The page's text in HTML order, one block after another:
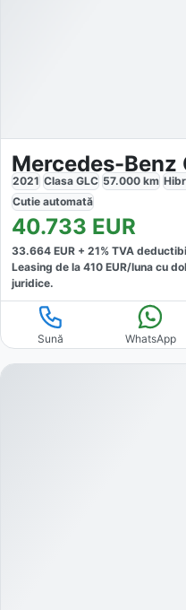
2021 Clasa GLC 57.000 km
Cutie automată
40.733 EUR
33.664 EUR + 21% TVA
Leasing de la 410 EUR/luna cu
juridice.
Sună WhatsApp